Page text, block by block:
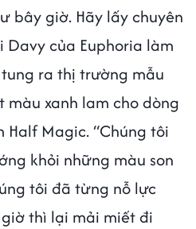
bây giờ. Hãy lấy chuyên
của Euphoria làm
ra thị trường mẫu
màu xanh lam cho dòng
Magic. “Chúng tôi
khỏi những màu son
tôi đã từng nỗ lực
thì lại mải miết đi